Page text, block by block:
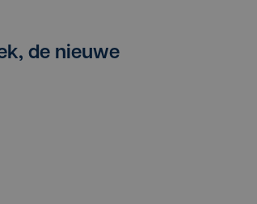
de nieuwe